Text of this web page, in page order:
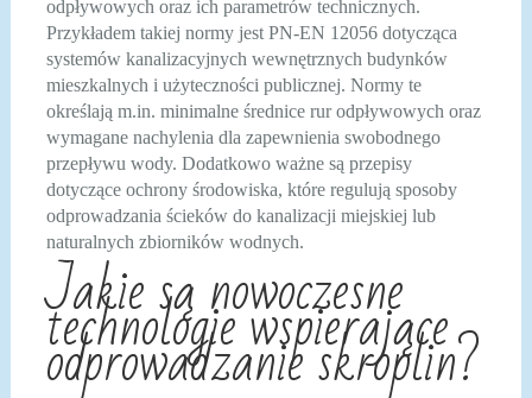
odpływowych oraz ich parametrów technicznych.
Przykładem takiej normy jest PN-EN 12056 dotycząca
systemów kanalizacyjnych wewnętrznych budynków
mieszkalnych i użyteczności publicznej. Normy te
określają m.in. minimalne średnice rur odpływowych oraz
wymagane nachylenia dla zapewnienia swobodnego
przepływu wody. Dodatkowo ważne są przepisy
dotyczące ochrony środowiska, które regulują sposoby
odprowadzania ścieków do kanalizacji miejskiej lub
naturalnych zbiorników wodnych.
Jakie są nowoczesne
technologie wspierające
odprowadzanie skroplin?